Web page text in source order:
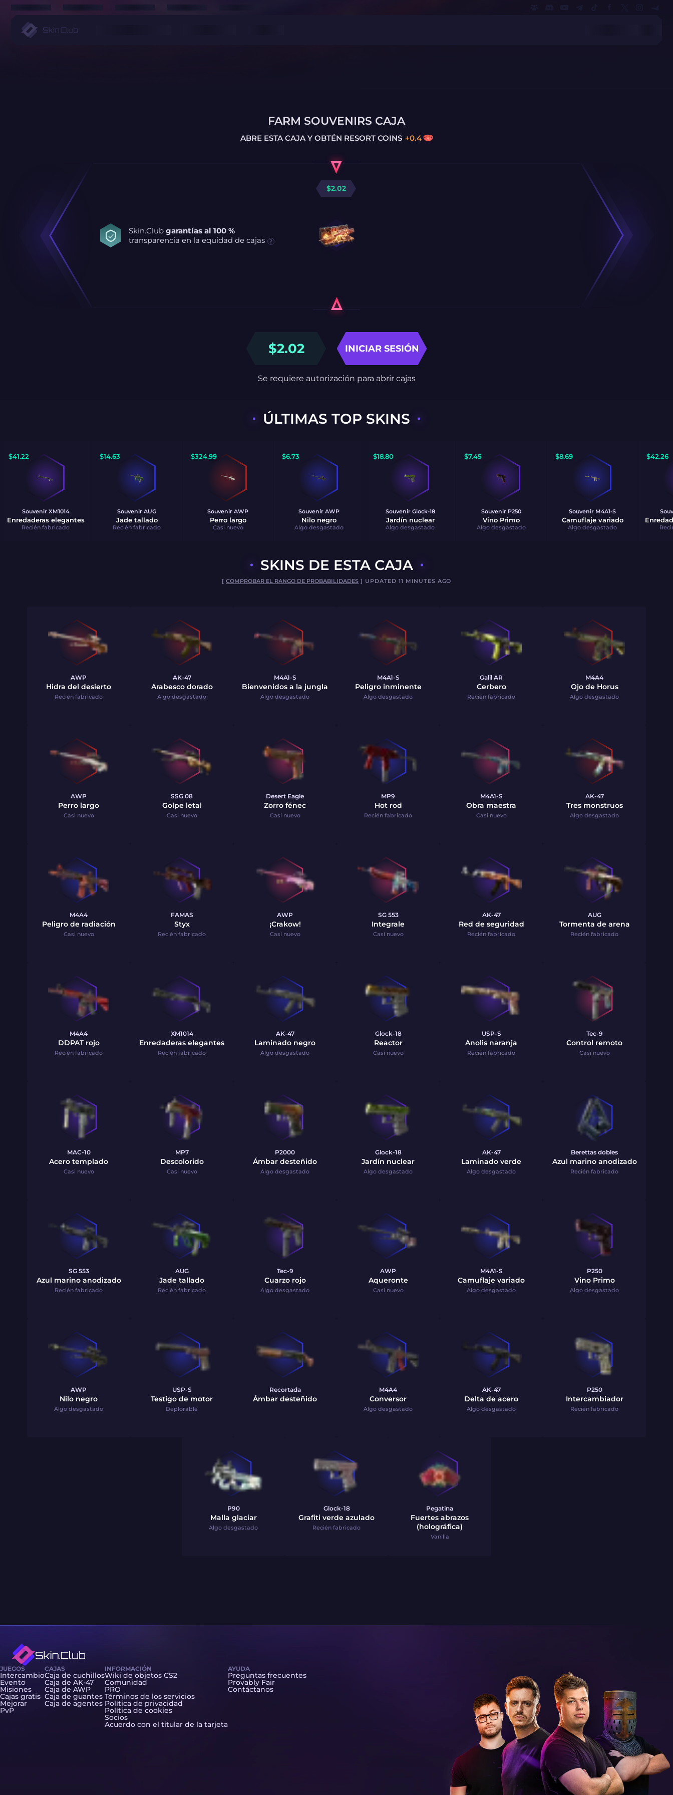
FARM SOUVENIRS CAJA
ABRE ESTA CAJA Y OBTÉN RESORT COINS +0.4
Skin.Club garantías al 100 %
transparencia en la equidad de cajas
$2.02
$2.02 INICIAR SESIÓN
Se requiere autorización para abrir cajas
ÚLTIMAS TOP SKINS
$41.22
Souvenir XM1014
Enredaderas elegantes
Recién fabricado
$14.63
Souvenir AUG
Jade tallado
Recién fabricado
$324.99
Souvenir AWP
Perro largo
Casi nuevo
$6.73
Souvenir AWP
Nilo negro
Algo desgastado
$18.80
Souvenir Glock-18
Jardín nuclear
Algo desgastado
$7.45
Souvenir P250
Vino Primo
Algo desgastado
$8.69
Souvenir M4A1-S
Camuflaje variado
Algo desgastado
$42.26
SKINS DE ESTA CAJA
[COMPROBAR EL RANGO DE PROBABILIDADES ] UPDATED 11 MINUTES AGO
AWP
Hidra del desierto
Recién fabricado
AK-47
Arabesco dorado
Algo desgastado
M4A1-S
Bienvenidos a la jungla
Algo desgastado
M4A1-S
Peligro inminente
Algo desgastado
Galil AR
Cerbero
Recién fabricado
M4A4
Ojo de Horus
Algo desgastado
AWP
Perro largo
Casi nuevo
SSG 08
Golpe letal
Casi nuevo
Desert Eagle
Zorro fénec
Casi nuevo
MP9
Hot rod
Recién fabricado
M4A1-S
Obra maestra
Casi nuevo
AK-47
Tres monstruos
Algo desgastado
M4A4
Peligro de radiación
Casi nuevo
FAMAS
Styx
Recién fabricado
AWP
¡Crakow!
Casi nuevo
SG 553
Integrale
Casi nuevo
AK-47
Red de seguridad
Recién fabricado
AUG
Tormenta de arena
Recién fabricado
M4A4
DDPAT rojo
Recién fabricado
XM1014
Enredaderas elegantes
Recién fabricado
AK-47
Laminado negro
Algo desgastado
Glock-18
Reactor
Casi nuevo
USP-S
Anolis naranja
Recién fabricado
Tec-9
Control remoto
Casi nuevo
MAC-10
Acero templado
Casi nuevo
MP7
Descolorido
Casi nuevo
P2000
Ámbar desteñido
Algo desgastado
Glock-18
Jardín nuclear
Algo desgastado
AK-47
Laminado verde
Algo desgastado
Berettas dobles
Azul marino anodizado
Recién fabricado
SG 553
Azul marino anodizado
Recién fabricado
AUG
Jade tallado
Recién fabricado
Tec-9
Cuarzo rojo
Algo desgastado
AWP
Aqueronte
Casi nuevo
M4A1-S
Camuflaje variado
Algo desgastado
P250
Vino Primo
Algo desgastado
AWP
Nilo negro
Algo desgastado
USP-S
Testigo de motor
Deplorable
Recortada
Ámbar desteñido
M4A4
Conversor
Algo desgastado
AK-47
Delta de acero
Algo desgastado
P250
Intercambiador
Recién fabricado
P90
Malla glaciar
Algo desgastado
Glock-18
Grafiti verde azulado
Recién fabricado
Pegatina
Fuertes abrazos
(holográfica)
Vanilla
JUEGOS
Intercambio
Evento
Misiones
Cajas gratis
Mejorar
PvP
CAJAS
Caja de cuchillos
Caja de AK-47
Caja de AWP
Caja de guantes
Caja de agentes
INFORMACIÓN
Wiki de objetos CS2
Comunidad
PRO
Términos de los servicios
Política de privacidad
Política de cookies
Socios
Acuerdo con el titular de la tarjeta
AYUDA
Preguntas frecuentes
Provably Fair
Contáctanos